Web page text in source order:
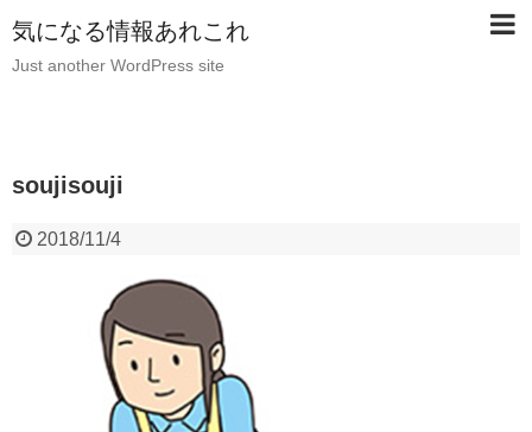
気になる情報あれこれ
Just another WordPress site
soujisouji
2018/11/4